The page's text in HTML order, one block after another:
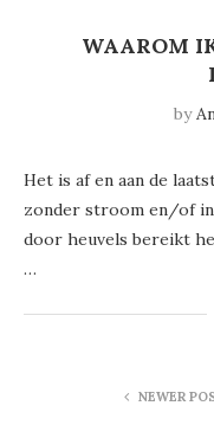
WAAROM
by
Het is af en aan de
zonder stroom en/of
door heuvels bereikt
…
NEWER